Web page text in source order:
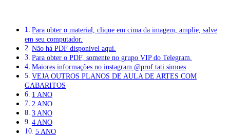
Para obter o material, clique em cima da imagem, amplie, salve
em seu computador.
Não há PDF disponível aqui.
Para obter o PDF, somente no grupo VIP do Telegram.
Maiores informações no instagram @prof.tati.simoes
VEJA OUTROS PLANOS DE AULA DE ARTES COM
GABARITOS
1 ANO
2 ANO
3 ANO
4 ANO
5 ANO